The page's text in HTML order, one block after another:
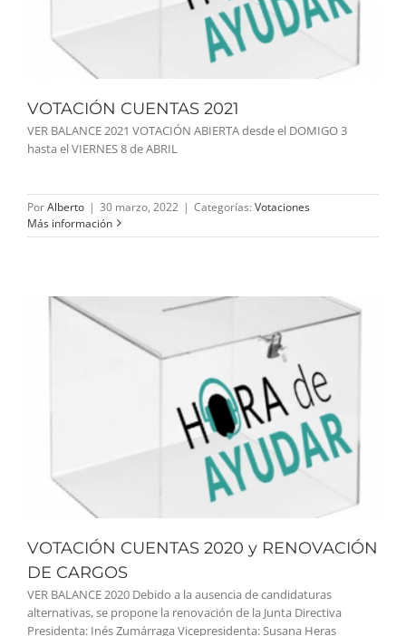
VOTACIÓN CUENTAS 2021
VER BALANCE 2021 VOTACIÓN ABIERTA desde el DOMIGO 3
hasta el VIERNES 8 de ABRIL
PorAlberto | 30 marzo, 2022 | Categorías: Votaciones
Más información
VOTACIÓN CUENTAS 2020 y RENOVACIÓN
DE CARGOS
VER BALANCE 2020 Debido a la ausencia de candidaturas
alternativas, se propone la renovación de la Junta Directiva
Presidenta: Inés Zumárraga Vicepresidenta: Susana Heras